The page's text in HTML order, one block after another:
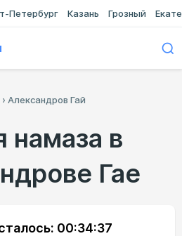
Петербург Казань Грозный
› Александров Гай
намаза в
Гае
00:34:37